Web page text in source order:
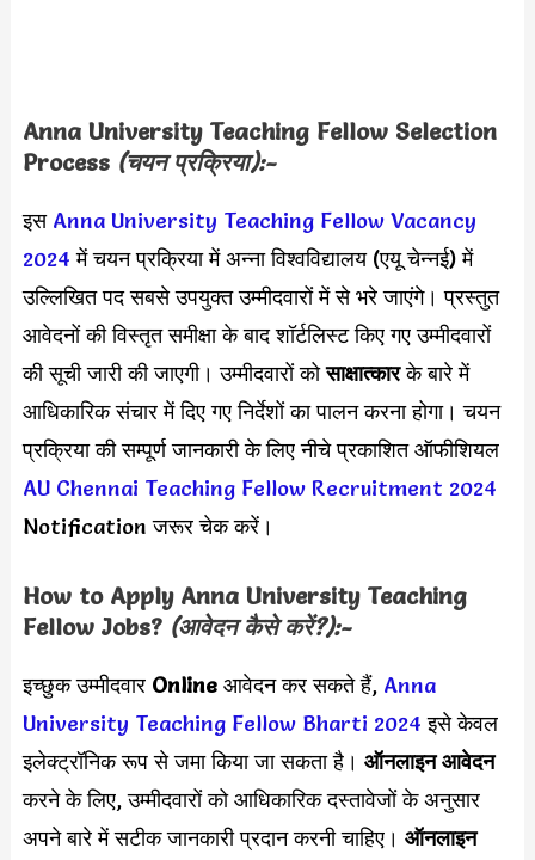
Anna University Teaching Fellow Selection
Process (चयन प्रक्रिया):-
इस Anna University Teaching Fellow Vacancy
2024 में चयन प्रक्रिया में अन्ना विश्वविद्यालय (एयू चेन्नई) में
उल्लिखित पद सबसे उपयुक्त उम्मीदवारों में से भरे जाएंगे। प्रस्तुत
आवेदनों की विस्तृत समीक्षा के बाद शॉर्टलिस्ट किए गए उम्मीदवारों
की सूची जारी की जाएगी। उम्मीदवारों कोसाक्षात्कारके बारे में
आधिकारिक संचार में दिए गए निर्देशों का पालन करना होगा। चयन
प्रक्रिया की सम्पूर्ण जानकारी के लिए नीचे प्रकाशित ऑफीशियल
AU Chennai Teaching Fellow Recruitment 2024
Notification जरूर चेक करें।
How to Apply Anna University Teaching
Fellow Jobs?(आवेदन कैसे करें?):-
इच्छुक उम्मीदवार Online आवेदन कर सकते हैं, Anna
University Teaching Fellow Bharti 2024 इसे केवल
इलेक्ट्रॉनिक रूप से जमा किया जा सकता है। ऑनलाइन आवेदन
करने के लिए, उम्मीदवारों को आधिकारिक दस्तावेजों के अनुसार
अपने बारे में सटीक जानकारी प्रदान करनी चाहिए। ऑनलाइन